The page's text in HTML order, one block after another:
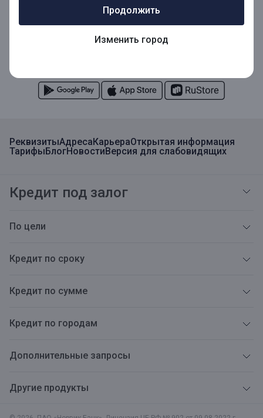
Продолжить
Изменить город
РеквизитыАдресаКарьераОткрытая информация
ТарифыБлогНовостиВерсия для слабовидящих
Кредит под залог
По цели
Кредит по сроку
Кредит по сумме
Кредит по городам
Дополнительные запросы
Другие продукты